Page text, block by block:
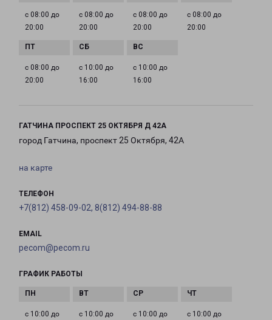
с 08:00 до
20:00
с 08:00 до
20:00
с 08:00 до
20:00
с 08:00 до
20:00
с 08:00 до
20:00
с 10:00 до
16:00
с 10:00 до
16:00
ГАТЧИНА ПРОСПЕКТ 25 ОКТЯБРЯ Д 42А
город Гатчина, проспект 25 Октября, 42А
на карте
ТЕЛЕФОН
+7(812) 458-09-02, 8(812) 494-88-88
EMAIL
pecom@pecom.ru
ГРАФИК РАБОТЫ
с 10:00 до с 10:00 до с 10:00 до с 10:00 до